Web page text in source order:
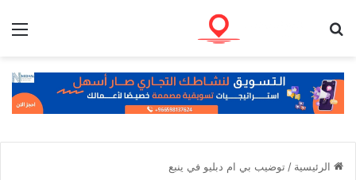
الرئيسية / توضيب بي ام دبليو في ينبع